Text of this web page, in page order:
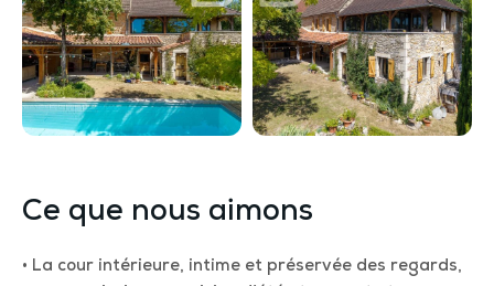
Ce que nous aimons
• La cour intérieure, intime et préservée des regards,